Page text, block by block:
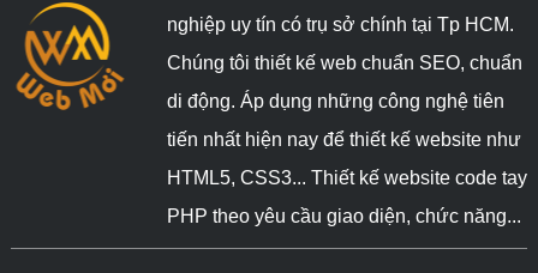
nghiệp uy tín có trụ sở chính tại Tp HCM.
Chúng tôi thiết kế web chuẩn SEO, chuẩn
di động. Áp dụng những công nghệ tiên
tiến nhất hiện nay để thiết kế website như
HTML5, CSS3... Thiết kế website code tay
PHP theo yêu cầu giao diện, chức năng...